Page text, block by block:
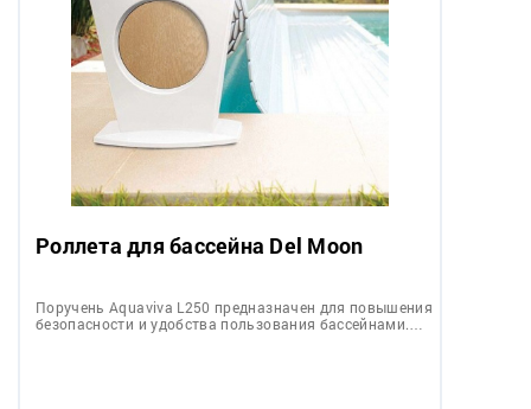
Роллета для бассейна Del Moon
Поручень Aquaviva L250 предназначен для повышения
безопасности и удобства пользования бассейнами.…